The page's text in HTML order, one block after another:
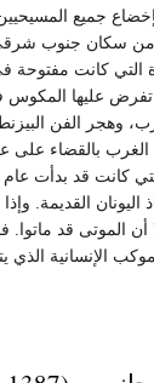
جميع
سكان جنوب شرقي
كانت مفتوحة
تفرض عليها
وهجر الفن
الغرب بالقضاء
اليونان القديمة.
الموتى قد ماتوا.
الإنسانية الذي